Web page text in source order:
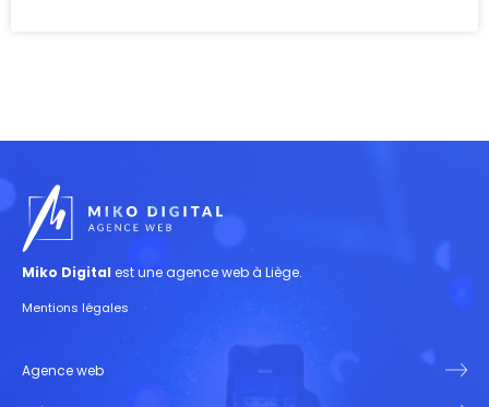
Miko Digital est une agence web à Liège.
Mentions légales
Agence web